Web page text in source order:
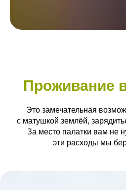
Проживание
Это замечательная
с матушкой землёй,
За место палатки вам не
эти расходы мы